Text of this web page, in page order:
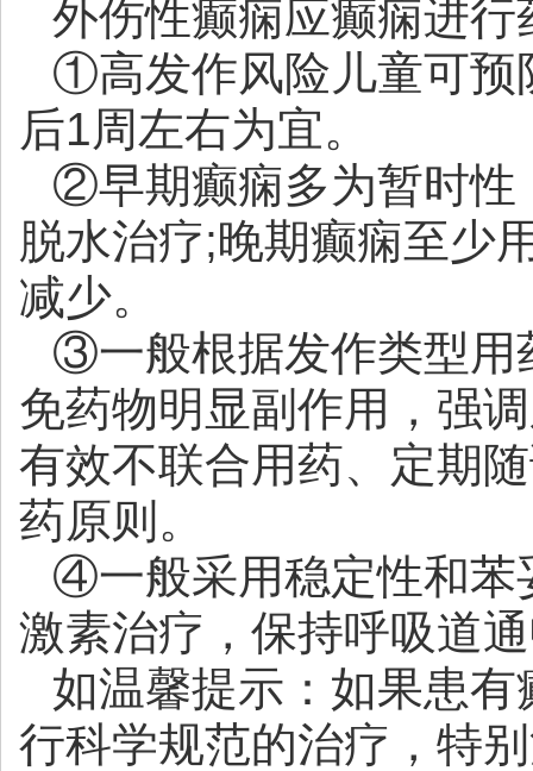
外伤性癫痫应癫痫进行
①高发作风险儿童可预
后1周左右为宜。
②早期癫痫多为暂时性
脱水治疗;晚期癫痫至少
减少。
③一般根据发作类型用
免药物明显副作用，强
有效不联合用药、定期
药原则。
④一般采用稳定性和苯
激素治疗，保持呼吸道
如温馨提示：如果患
行科学规范的治疗，特